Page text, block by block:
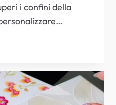
i confini della